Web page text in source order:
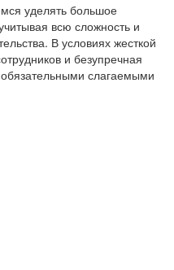
уделять большое
всю сложность и
В условиях жесткой
и безупречная
слагаемыми